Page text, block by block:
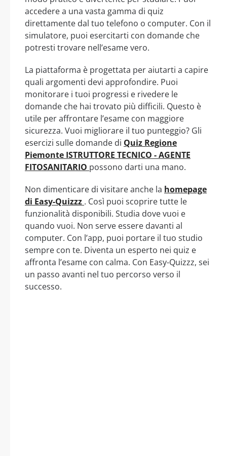
accedere a una vasta gamma di quiz
direttamente dal tuo telefono o computer. Con il
simulatore, puoi esercitarti con domande che
potresti trovare nell’esame vero.
La piattaforma è progettata per aiutarti a capire
quali argomenti devi approfondire. Puoi
monitorare i tuoi progressi e rivedere le
domande che hai trovato più difficili. Questo è
utile per affrontare l’esame con maggiore
sicurezza. Vuoi migliorare il tuo punteggio? Gli
esercizi sulle domande di Quiz Regione
Piemonte ISTRUTTORE TECNICO - AGENTE
FITOSANITARIO possono darti una mano.
Non dimenticare di visitare anche la homepage
di Easy-Quizzz . Così puoi scoprire tutte le
funzionalità disponibili. Studia dove vuoi e
quando vuoi. Non serve essere davanti al
computer. Con l’app, puoi portare il tuo studio
sempre con te. Diventa un esperto nei quiz e
affronta l’esame con calma. Con Easy-Quizzz, sei
un passo avanti nel tuo percorso verso il
successo.